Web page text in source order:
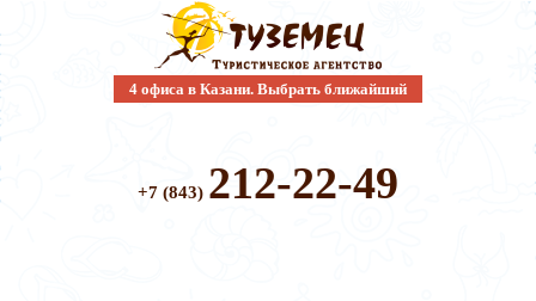
4 офиса в Казани. Выбрать ближайший
+7 (843) 212-22-49